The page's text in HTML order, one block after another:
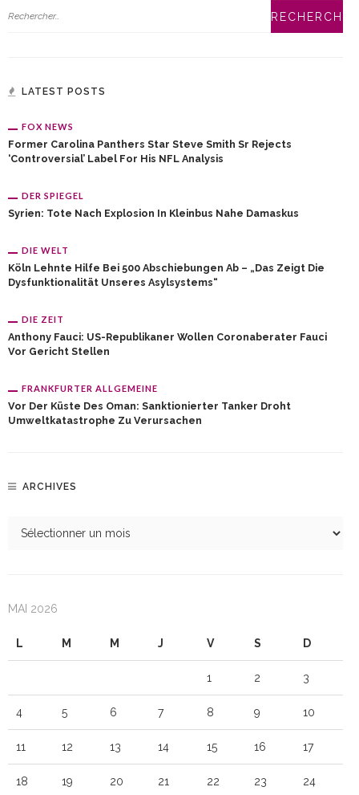
LATEST POSTS
FOX NEWS
Former Carolina Panthers Star Steve Smith Sr Rejects
‘controversial’ Label For His NFL Analysis
DER SPIEGEL
Syrien: Tote Nach Explosion In Kleinbus Nahe Damaskus
DIE WELT
Köln Lehnte Hilfe Bei 500 Abschiebungen Ab – „Das Zeigt Die
Dysfunktionalität Unseres Asylsystems“
DIE ZEIT
Anthony Fauci: US-Republikaner Wollen Coronaberater Fauci
Vor Gericht Stellen
FRANKFURTER ALLGEMEINE
Vor Der Küste Des Oman: Sanktionierter Tanker Droht
Umweltkatastrophe Zu Verursachen
ARCHIVES
MAI 2026
L M M J V S D
1 2 3
4 5 6 7 8 9 10
11 12 13 14 15 16 17
18 19 20 21 22 23 24